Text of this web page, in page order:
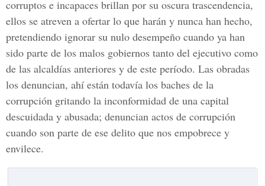
corruptos e incapaces brillan por su oscura trascendencia,
ellos se atreven a ofertar lo que harán y nunca han hecho,
pretendiendo ignorar su nulo desempeño cuando ya han
sido parte de los malos gobiernos tanto del ejecutivo como
de las alcaldías anteriores y de este período. Las obradas
los denuncian, ahí están todavía los baches de la
corrupción gritando la inconformidad de una capital
descuidada y abusada; denuncian actos de corrupción
cuando son parte de ese delito que nos empobrece y
envilece.